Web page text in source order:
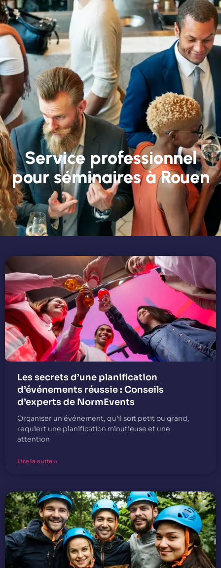
Service professionnel
pour séminaires à Rouen
Les secrets d’une planification
d’événements réussie : Conseils
d’experts de NormEvents
Organiser un événement, qu’il soit petit ou grand,
requiert une planification minutieuse et une
attention
Lire la suite »